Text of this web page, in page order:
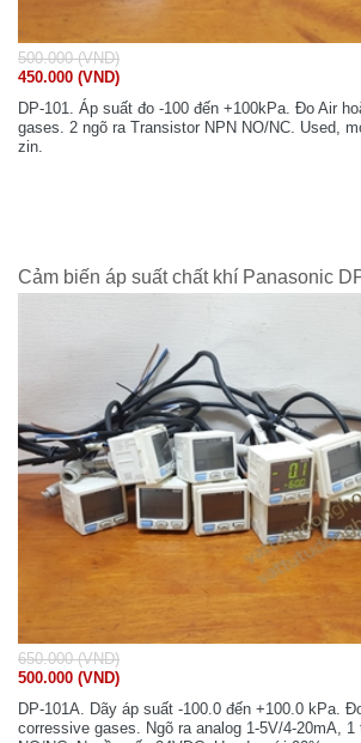
500.000 (VND)
450.000 (VND)
DP-101. Áp suất đo -100 đến +100kPa. Đo Air
gases. 2 ngõ ra Transistor NPN NO/NC. Used,
zin.
Cảm biến áp suất chất khí Panasonic
650.000 (VND)
500.000 (VND)
DP-101A. Dãy áp suất -100.0 đến +100.0 kPa.
corressive gases. Ngõ ra analog 1-5V/4-20mA,